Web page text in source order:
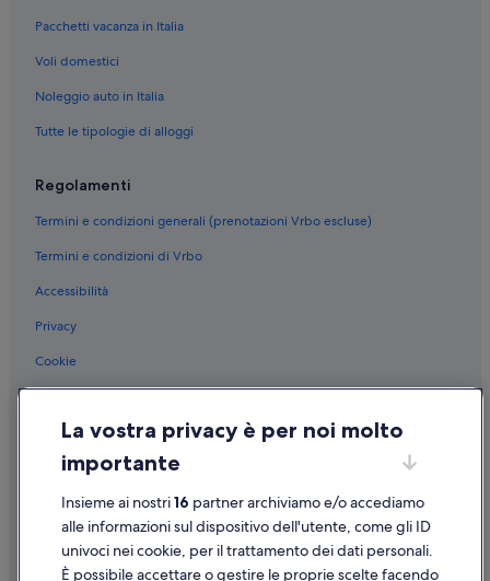
Pacchetti vacanza in Italia
Voli domestici
Noleggio auto in Italia
Tutte le tipologie di alloggi
Regolamenti
Termini e condizioni generali (prenotazioni Vrbo escluse)
Termini e condizioni di Vrbo
Accessibilità
Privacy
Cookie
Informazioni legali/Contatti
Linee guida sui contenuti e segnalazione dei contenuti
Supporto
Assistenza clienti
La vostra privacy è per noi molto
importante
Insieme ai nostri16 partner archiviamo e/o accediamo
alle informazioni sul dispositivo dell'utente, come gli ID
univoci nei cookie, per il trattamento dei dati personali.
È possibile accettare o gestire le proprie scelte facendo